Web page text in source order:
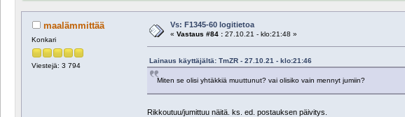
maalämmittää
Konkari
Viestejä: 3 794
Vs: F1345-60 logitietoa
« Vastaus #84 :27.10.21 - klo:21:48 »
Lainaus käyttäjältä: TmZR - 27.10.21 - klo:21:46
Miten se olisi yhtäkkiä muuttunut? vai olisiko vain mennyt jumiin?
Rikkoutuu/jumittuu näitä. ks. ed. postauksen päivitys.